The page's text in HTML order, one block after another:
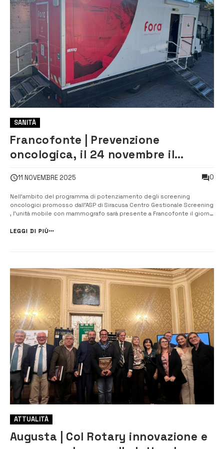
SANITÀ
Francofonte | Prevenzione
oncologica, il 24 novembre il
11 NOVEMBRE 2025 0
Nell’ambito del programma di potenziamento degli screening
oncologici promosso dall’ASP di Siracusa Centro Gestionale Screening
, l’unità mobile con mammografo sarà presente a Francofonte il giorno
età compresa tra i 50 e i 69 anni , previa prenotazione telefonica ,che
LEGGI DI PIÙ
ATTUALITÀ
Augusta | Col Rotary innovazione e